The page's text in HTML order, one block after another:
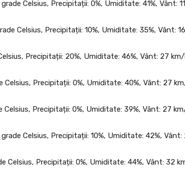
Celsius, Precipitații: 0%, Umiditate: 41%, Vânt:
Celsius, Precipitații: 10%, Umiditate: 35%, Vânt:
Precipitații: 20%, Umiditate: 46%, Vânt: 27
Celsius, Precipitații: 0%, Umiditate: 40%, Vânt: 27
Celsius, Precipitații: 0%, Umiditate: 39%, Vânt: 27
Celsius, Precipitații: 10%, Umiditate: 42%,
Celsius, Precipitații: 0%, Umiditate: 44%, Vânt: 32